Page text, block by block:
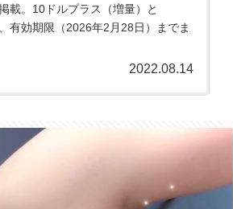
載。10ドルプラス（増量）と
有効期限（2026年2月28日）までま
2022.08.14